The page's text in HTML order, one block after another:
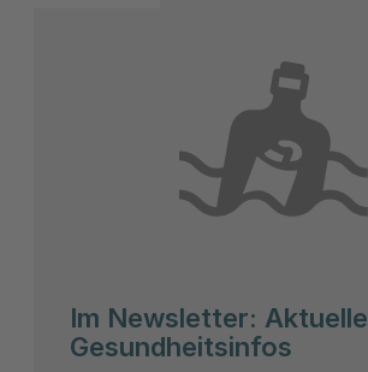
Im Newsletter: Aktuelle
Gesundheitsinfos